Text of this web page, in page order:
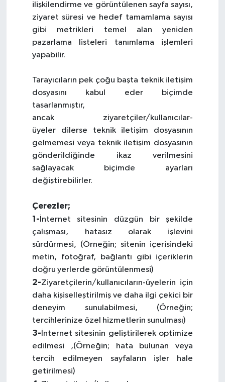
ilişkilendirme ve görüntülenen sayfa sayısı,
ziyaret süresi ve hedef tamamlama sayısı
gibi metrikleri temel alan yeniden
pazarlama listeleri tanımlama işlemleri
yapabilir.
Tarayıcıların pek çoğu başta teknik iletişim
dosyasını kabul eder biçimde
tasarlanmıştır,
ancak ziyaretçiler/kullanıcılar-
üyeler dilerse teknik iletişim dosyasının
gelmemesi veya teknik iletişim dosyasının
gönderildiğinde ikaz verilmesini
sağlayacak biçimde ayarları
değiştirebilirler.
Çerezler;
1- İnternet sitesinin düzgün bir şekilde
çalışması, hatasız olarak işlevini
sürdürmesi, (Örneğin; sitenin içerisindeki
metin, fotoğraf, bağlantı gibi içeriklerin
doğru yerlerde görüntülenmesi)
2-Ziyaretçilerin/kullanıcıların-üyelerin için
daha kişiselleştirilmiş ve daha ilgi çekici bir
deneyim sunulabilmesi, (Örneğin;
tercihlerinize özel hizmetlerin sunulması)
3- İnternet sitesinin geliştirilerek optimize
edilmesi ,(Örneğin; hata bulunan veya
tercih edilmeyen sayfaların işler hale
getirilmesi)